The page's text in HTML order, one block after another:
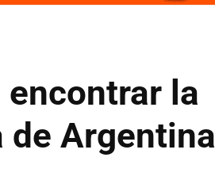
encontrar la
Argentina